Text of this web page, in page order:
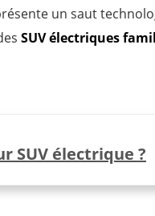
un saut
SUV électriques
SUV électrique ?